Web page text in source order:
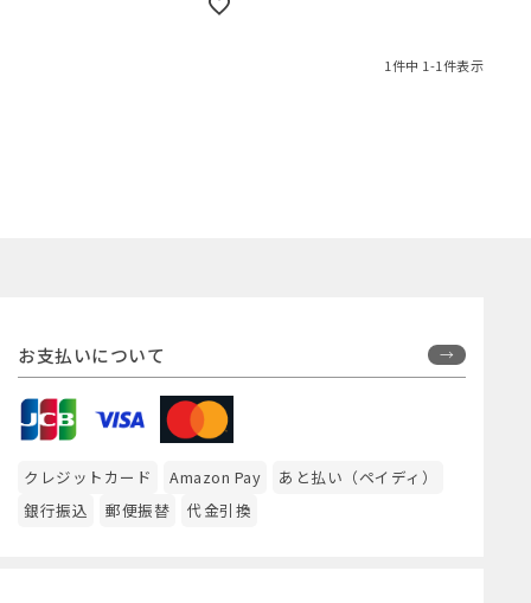
1件中 1-1件表示
お支払いについて
クレジットカード Amazon Pay
あと払い（ペイディ）
銀行振込
郵便振替 代金引換